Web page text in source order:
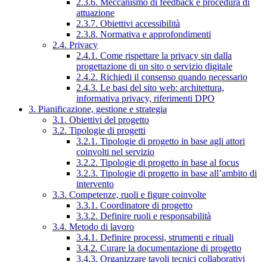
2.3.6. Meccanismo di feedback e procedura di
attuazione
2.3.7. Obiettivi accessibilità
2.3.8. Normativa e approfondimenti
2.4. Privacy
2.4.1. Come rispettare la privacy sin dalla
progettazione di un sito o servizio digitale
2.4.2. Richiedi il consenso quando necessario
2.4.3. Le basi del sito web: architettura,
informativa privacy, riferimenti DPO
3. Pianificazione, gestione e strategia
3.1. Obiettivi del progetto
3.2. Tipologie di progetti
3.2.1. Tipologie di progetto in base agli attori
coinvolti nel servizio
3.2.2. Tipologie di progetto in base al focus
3.2.3. Tipologie di progetto in base all’ambito di
intervento
3.3. Competenze, ruoli e figure coinvolte
3.3.1. Coordinatore di progetto
3.3.2. Definire ruoli e responsabilità
3.4. Metodo di lavoro
3.4.1. Definire processi, strumenti e rituali
3.4.2. Curare la documentazione di progetto
3.4.3. Organizzare tavoli tecnici collaborativi